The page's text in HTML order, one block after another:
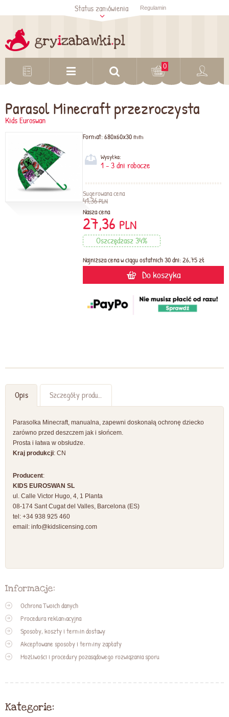
Sprawdź status
zamówienia
Status zamówienia Regulamin
0
Parasol Minecraft przezroczysta
Kids Euroswan
Format:680x60x30 mm
Wysyłka:
1 - 3 dni robocze
Sugerowana cena
41,36PLN
Nasza cena
27,36 PLN
Oszczędzasz 34%
Najniższa cena w ciągu ostatnich 30 dni: 26,75 zł
Do koszyka
Opis Szczegóły produktu
Parasolka Minecraft, manualna, zapewni doskonałą ochronę dziecko
zarówno przed deszczem jak i słońcem.
Prosta i łatwa w obsłudze.
Kraj produkcji: CN
Producent:
KIDS EUROSWAN SL
ul. Calle Victor Hugo, 4, 1 Planta
08-174 Sant Cugat del Valles, Barcelona (ES)
tel: +34 938 925 460
email: info@kidslicensing.com
Informacje:
Ochrona Twoich danych
Procedura reklamacyjna
Sposoby, koszty i termin dostawy
Akceptowane sposoby i terminy zapłaty
Możliwości i procedury pozasądowego rozwiązania sporu
Kategorie: